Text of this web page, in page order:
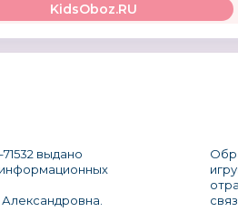
KidsOboz.RU
выдано